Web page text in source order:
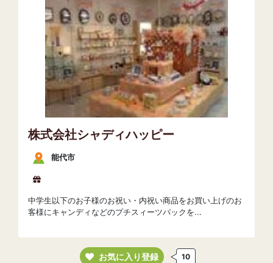
株式会社シャディハッピー
能代市
中学生以下のお子様のお祝い・内祝い商品をお買い上げのお
客様にキャンディなどのプチスィーツパックを...
お気に入り登録 10